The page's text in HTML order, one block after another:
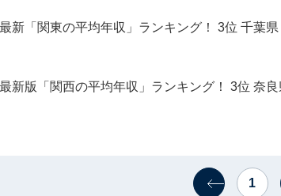
新「関東の平均年収」ランキング！ 3位 千葉
新版「関西の平均年収」ランキング！ 3位 奈
1